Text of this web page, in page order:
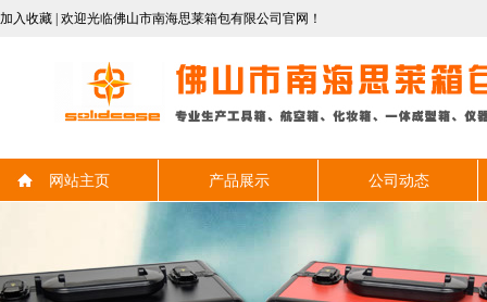
加入收藏 | 欢迎光临佛山市南海思莱箱包有限公司官网！
网站主页 产品展示 公司动态